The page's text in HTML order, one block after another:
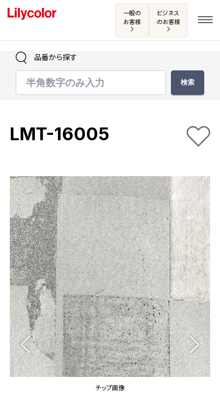
一般の
お客様
ビジネス
のお客様
ログイン・新規会員登録
お気に入り
商品を探す
商品を探す トップ
壁紙
カーテン
床材
ブランド・コレクション
Lilycolor Coordinate 着せ替えシミュレーション
カタログ一覧
カタログ一覧 トップ
壁紙
カーテン
床材
サステナブル商品
ノンワックス床タイル
壁紙機能性ガイド
施工事例
施工事例 トップ
医療・福祉施設
ホテル・オフィス・店舗
モデルハウス
新築戸建・マンション
#リリカラのある暮らし
リリカラノート
ショールーム
ショールーム トップ
東京ショールーム
大阪ショールーム
お客様サポート
お客様サポート トップ
品番から探す
LMT-16005
チップ画像